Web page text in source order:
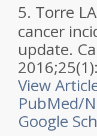
5. Torre
cancer
update.
View
PubMed/
Google